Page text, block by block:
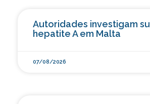
Autoridades investigam
hepatite A em Malta
07/08/2026